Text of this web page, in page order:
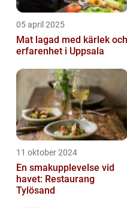
05 april 2025
Mat lagad med kärlek och
erfarenhet i Uppsala
11 oktober 2024
En smakupplevelse vid
havet: Restaurang
Tylösand